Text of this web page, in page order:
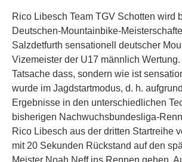
Rico Libesch Team TGV Schotten wird
Deutschen-Mountainbike-
Salzdetfurth sensationell deutscher
Vizemeister der U17 männlich
Tatsache dass, sondern wie ist
wurde im Jagdstartmodus, d. h.
Ergebnisse in den unterschiedlichen
bisherigen Nachwuchsbundesliga-
Rico Libesch aus der dritten Startreihe
mit 20 Sekunden Rückstand auf den
Meister Noah Neff ins Rennen gehen.